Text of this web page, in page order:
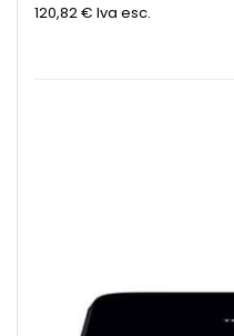
120,82 € Iva esc.